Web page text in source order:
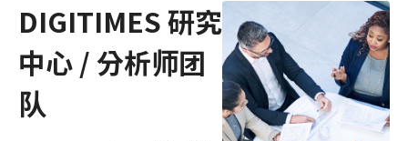
DIGITIMES 研究
中心 / 分析师团
队